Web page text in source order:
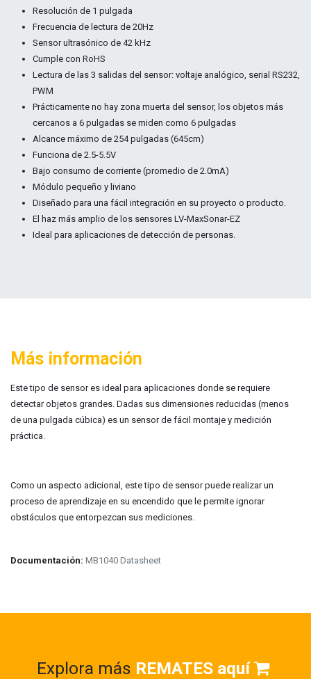
Resolución de 1 pulgada
Frecuencia de lectura de 20Hz
Sensor ultrasónico de 42 kHz
Cumple con RoHS
Lectura de las 3 salidas del sensor: voltaje analógico, serial RS232,
PWM
Prácticamente no hay zona muerta del sensor, los objetos más
cercanos a 6 pulgadas se miden como 6 pulgadas
Alcance máximo de 254 pulgadas (645cm)
Funciona de 2.5-5.5V
Bajo consumo de corriente (promedio de 2.0mA)
Módulo pequeño y liviano
Diseñado para una fácil integración en su proyecto o producto.
El haz más amplio de los sensores LV-MaxSonar-EZ
Ideal para aplicaciones de detección de personas.
Más información
Este tipo de sensor es ideal para aplicaciones donde se requiere
detectar objetos grandes. Dadas sus dimensiones reducidas (menos
de una pulgada cúbica) es un sensor de fácil montaje y medición
práctica.
Como un aspecto adicional, este tipo de sensor puede realizar un
proceso de aprendizaje en su encendido que le permite ignorar
obstáculos que entorpezcan sus mediciones.
Documentación: MB1040 Datasheet
Explora más REMATES aquí